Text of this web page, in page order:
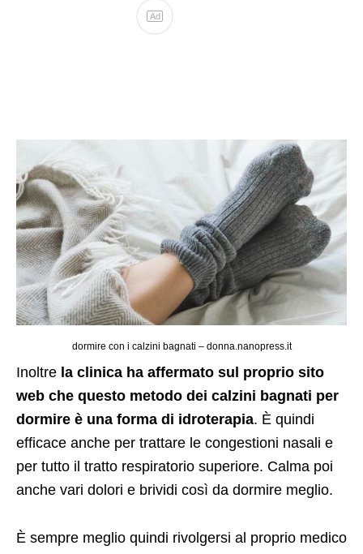
Ad
dormire con i calzini bagnati – donna.nanopress.it
Inoltre la clinica ha affermato sul proprio sito
web che questo metodo dei calzini bagnati per
dormire è una forma di idroterapia. È quindi
efficace anche per trattare le congestioni nasali e
per tutto il tratto respiratorio superiore. Calma poi
anche vari dolori e brividi così da dormire meglio.
È sempre meglio quindi rivolgersi al proprio medico